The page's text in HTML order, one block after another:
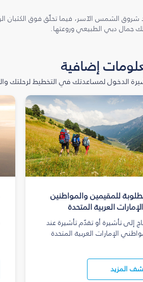
الشمس الآسر، فيما تحلّق فوق الكثبان
جمال دبي الطبيعي وروعتها.
إضافية
الدخول لمساعدتك في التخطيط لرحلتك
للمقيمين والمواطنين
العربية المتحدة
إلى تأشيرة أو تقدّم تأشيرة عند
الإمارات العربية المتحدة
المزيد